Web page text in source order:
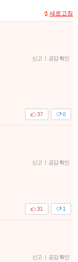
새로고침
신고 | 공감 확인
0
37
신고 | 공감 확인
1
31
신고 | 공감 확인